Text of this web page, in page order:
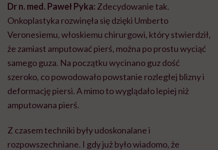
Dr n. med. Paweł Pyka: Zdecydowanie tak.
Onkoplastyka rozwinęła się dzięki Umberto
Veronesiemu, włoskiemu chirurgowi, który stwierdził,
że zamiast amputować pierś, można po prostu wyciąć
samego guza. Na początku wycinano guz dość
szeroko, co powodowało powstanie rozległej blizny i
deformację piersi. A mimo to wyglądało lepiej niż
amputowana pierś.
Z czasem techniki były udoskonalane i
rozpowszechniane. I gdy już było wiadomo, że